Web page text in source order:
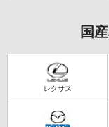
国
レクサス